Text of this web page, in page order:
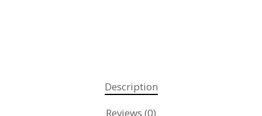
Description
Reviews (0)